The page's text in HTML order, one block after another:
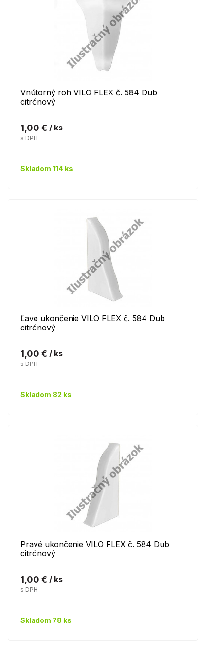
Vnútorný roh VILO FLEX č. 584 Dub
citrónový
1,00 € / ks
s DPH
Skladom 114 ks
Ľavé ukončenie VILO FLEX č. 584 Dub
citrónový
1,00 € / ks
s DPH
Skladom 82 ks
Pravé ukončenie VILO FLEX č. 584 Dub
citrónový
1,00 € / ks
s DPH
Skladom 78 ks